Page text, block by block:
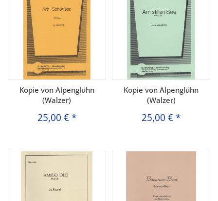
Kopie von Alpenglühn
(Walzer)
25,00 € *
Kopie von Alpenglühn
(Walzer)
25,00 € *